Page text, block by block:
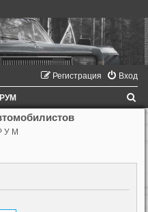
Вход
Регистрация
У М